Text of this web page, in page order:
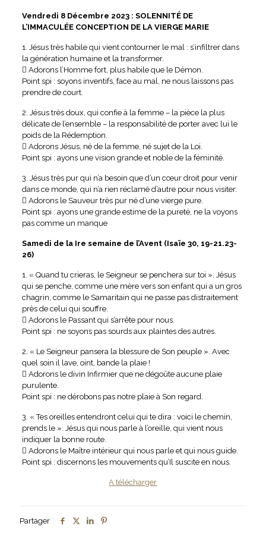
Vendredi 8 Décembre 2023 : SOLENNITÉ DE
L’IMMACULÉE CONCEPTION DE LA VIERGE MARIE
1. Jésus très habile qui vient contourner le mal : s’infiltrer dans
la génération humaine et la transformer.
 Adorons l’Homme fort, plus habile que le Démon.
Point spi : soyons inventifs, face au mal, ne nous laissons pas
prendre de court.
2. Jésus très doux, qui confie à la femme – la pièce la plus
délicate de l’ensemble – la responsabilité de porter avec lui le
poids de la Rédemption.
 Adorons Jésus, né de la femme, né sujet de la Loi.
Point spi : ayons une vision grande et noble de la féminité.
3. Jésus très pur qui n’a besoin que d’un cœur droit pour venir
dans ce monde, qui n’a rien réclamé d’autre pour nous visiter.
 Adorons le Sauveur très pur né d’une vierge pure.
Point spi : ayons une grande estime de la pureté, ne la voyons
pas comme un manque
Samedi de la Ire semaine de l’Avent (Isaïe 30, 19-21.23-
26)
1. « Quand tu crieras, le Seigneur se penchera sur toi ». Jésus
qui se penche, comme une mère vers son enfant qui a un gros
chagrin, comme le Samaritain qui ne passe pas distraitement
près de celui qui souffre.
 Adorons le Passant qui s’arrête pour nous.
Point spi : ne soyons pas sourds aux plaintes des autres.
2. « Le Seigneur pansera la blessure de Son peuple ». Avec
quel soin il lave, oint, bande la plaie !
 Adorons le divin Infirmier que ne dégoûte aucune plaie
purulente.
Point spi : ne dérobons pas notre plaie à Son regard.
3. « Tes oreilles entendront celui qui te dira : voici le chemin,
prends le ». Jésus qui nous parle à l’oreille, qui vient nous
indiquer la bonne route.
 Adorons le Maître intérieur qui nous parle et qui nous guide.
Point spi : discernons les mouvements qu’Il suscite en nous.
A télécharger
Partager